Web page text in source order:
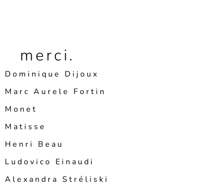
merci.
Dominique Dijoux
Marc Aurele Fortin
Monet
Matisse
Henri Beau
Ludovico Einaudi
Alexandra Stréliski